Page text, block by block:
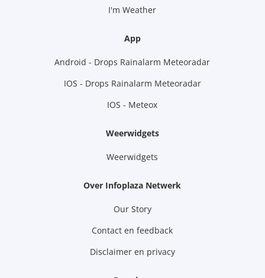
I'm Weather
App
Android - Drops Rainalarm Meteoradar
IOS - Drops Rainalarm Meteoradar
IOS - Meteox
Weerwidgets
Weerwidgets
Over Infoplaza Netwerk
Our Story
Contact en feedback
Disclaimer en privacy